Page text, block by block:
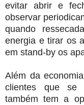
evitar abrir e
observar
quando
energia e tirar os
em stand-by os
Além da
clientes que se
também tem a